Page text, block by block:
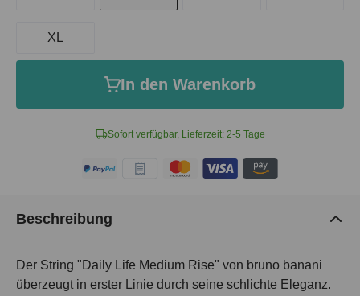
Sofort verfügbar, Lieferzeit: 2-5 Tage
XL
In den Warenkorb
Beschreibung
Der String "Daily Life Medium Rise" von bruno banani
überzeugt in erster Linie durch seine schlichte Eleganz.